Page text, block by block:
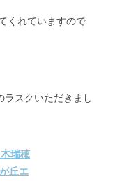
くれていますので
ラスクいただきまし